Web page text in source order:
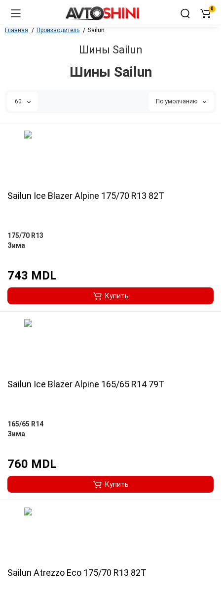
0
Главная Производитель Sailun
Шины Sailun
Шины Sailun
60 По умолчанию
Sailun Ice Blazer Alpine 175/70 R13 82T
175/70 R13
Зима
743 MDL
Купить
Sailun Ice Blazer Alpine 165/65 R14 79T
165/65 R14
Зима
760 MDL
Купить
Sailun Atrezzo Eco 175/70 R13 82T